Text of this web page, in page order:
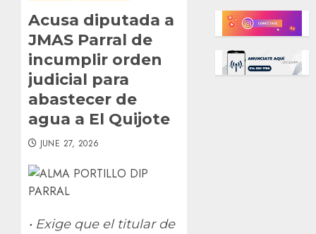
Acusa diputada a
JMAS Parral de
incumplir orden
judicial para
abastecer de
agua a El Quijote
JUNE 27, 2026
• Exige que el titular de